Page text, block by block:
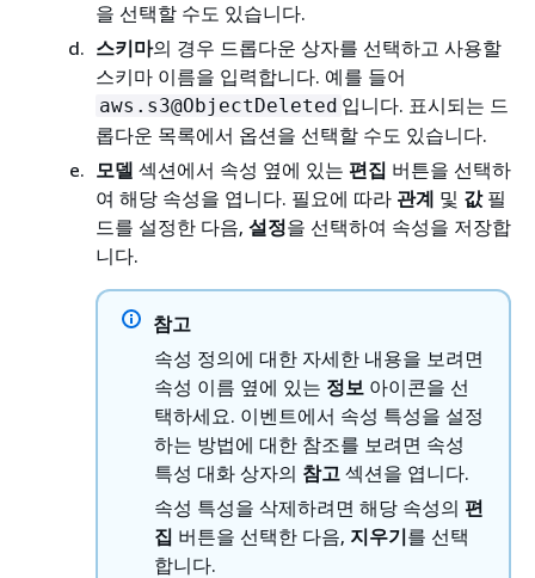
을 선택할 수도 있습니다.
스키마의 경우 드롭다운 상자를 선택하고 사용할
스키마 이름을 입력합니다. 예를 들어
aws.s3@ObjectDeleted 입니다. 표시되는 드
롭다운 목록에서 옵션을 선택할 수도 있습니다.
모델 섹션에서 속성 옆에 있는 편집 버튼을 선택하
여 해당 속성을 엽니다. 필요에 따라 관계 및 값필
드를 설정한 다음, 설정을 선택하여 속성을 저장합
니다.
참고
속성 정의에 대한 자세한 내용을 보려면
속성 이름 옆에 있는 정보 아이콘을 선
택하세요. 이벤트에서 속성 특성을 설정
하는 방법에 대한 참조를 보려면 속성
특성 대화 상자의 참고 섹션을 엽니다.
속성 특성을 삭제하려면 해당 속성의 편
집 버튼을 선택한 다음, 지우기를 선택
합니다.